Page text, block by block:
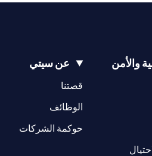
والأمن عن سيتي
قصتنا
(opens in a new tab)
الوظائف
(opens in a new tab)
حوكمة الشركات
(opens in a new tab)